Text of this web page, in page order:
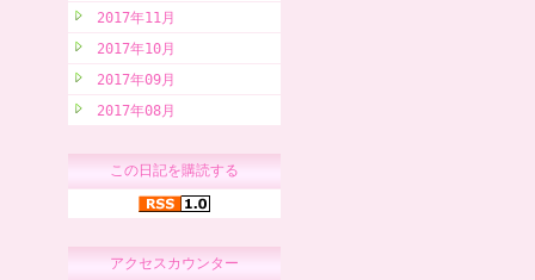
2017年11月
2017年10月
2017年09月
2017年08月
この日記を購読する
アクセスカウンター